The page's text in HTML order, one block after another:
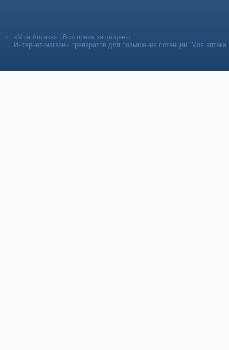
«Моя Аптека» | Все права защищены
Интернет-магазин препаратов для повышения потенции “Моя